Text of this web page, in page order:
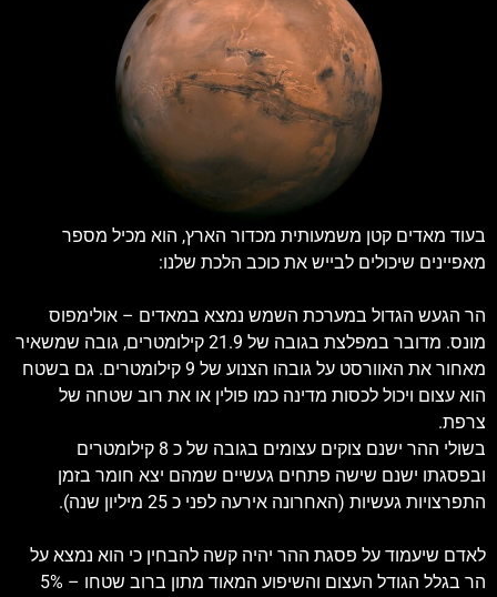
בעוד מאדים קטן משמעותית מכדור הארץ, הוא מכיל מספר
מאפיינים שיכולים לבייש את כוכב הלכת שלנו:
הר הגעש הגדול במערכת השמש נמצא במאדים – אולימפוס
מונס. מדובר במפלצת בגובה של 21.9 קילומטרים, גובה שמשאיר
מאחור את האוורסט על גובהו הצנוע של 9 קילומטרים. גם בשטח
הוא עצום ויכול לכסות מדינה כמו פולין או את רוב שטחה של
צרפת.
בשולי ההר ישנם צוקים עצומים בגובה של כ 8 קילומטרים
ובפסגתו ישנם שישה פתחים געשיים שמהם יצא חומר בזמן
התפרצויות געשיות (האחרונה אירעה לפני כ 25 מיליון שנה).
לאדם שיעמוד על פסגת ההר יהיה קשה להבחין כי הוא נמצא על
הר בגלל הגודל העצום והשיפוע המאוד מתון ברוב שטחו – 5%